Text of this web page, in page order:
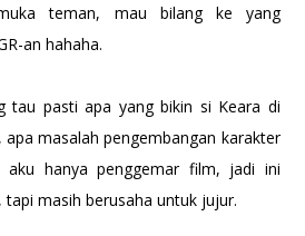
teman, mau bilang ke yang
an hahaha.
tau pasti apa yang bikin si Keara di
apa masalah pengembangan karakter
aku hanya penggemar film, jadi ini
tapi masih berusaha untuk jujur.